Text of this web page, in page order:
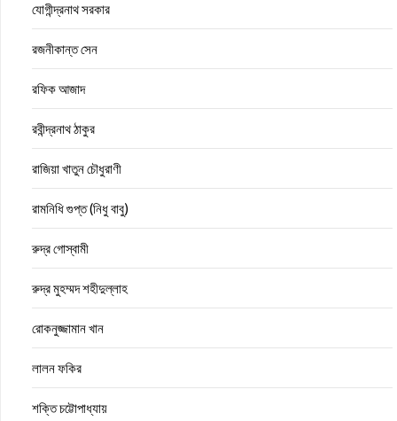
যোগীন্দ্রনাথ সরকার
রজনীকান্ত সেন
রফিক আজাদ
রবীন্দ্রনাথ ঠাকুর
রাজিয়া খাতুন চৌধুরাণী
রামনিধি গুপ্ত (নিধু বাবু)
রুদ্র গোস্বামী
রুদ্র মুহম্মদ শহীদুল্লাহ
রোকনুজ্জামান খান
লালন ফকির
শক্তি চট্টোপাধ্যায়